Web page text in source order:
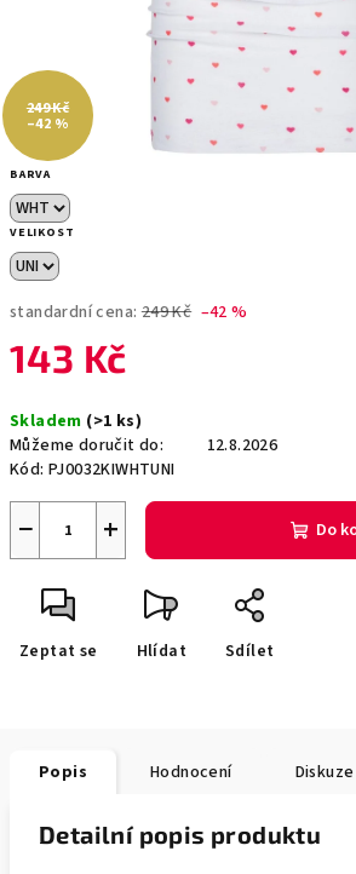
BARVA
VELIKOST
standardní cena: 249 Kč –42 %
143 Kč
cena:
Skladem (>1 ks)
Můžeme doručit do:
12.8.2026
Kód: PJ0032KIWHTUNI
+
− Do
Zeptat se Hlídat Sdílet
249 Kč
–42 %
Popis Hodnocení Diskuze
Detailní popis produktu